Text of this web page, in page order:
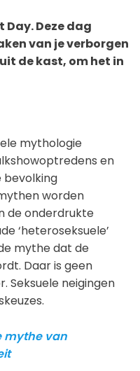
Deze dag
van je verborgen
de kast, om het in
mythologie
en
bevolking
worden
de onderdrukte
‘heteroseksuele’
mythe dat de
Daar is geen
Seksuele neigingen
mythe van